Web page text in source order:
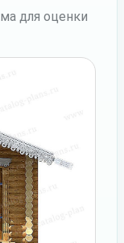
для оценки